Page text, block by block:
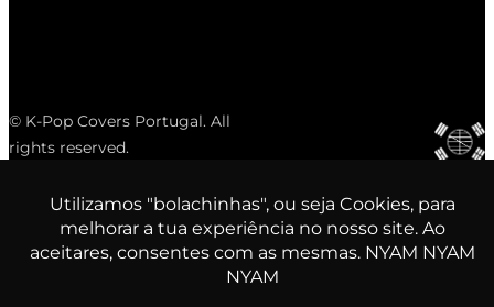
© K-Pop Covers Portugal. All
rights reserved.
TYPE AND PRESS ENTER TO SEARCH